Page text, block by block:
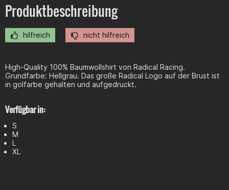
Produktbeschreibung
hilfreich nicht hilfreich
High-Quality 100% Baumwollshirt von Radical Racing.
Grundfarbe: Hellgrau. Das große Radical Logo auf der Brust ist
in golfarbe gehalten und aufgedruckt.
Verfügbar in:
S
M
L
XL